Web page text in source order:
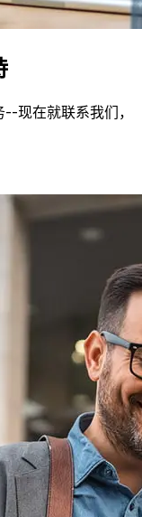
现在就联系我们，